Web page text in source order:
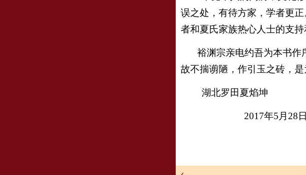
误之处，有待方家，学者更
者和夏氏家族热心人士的支
裕渊宗亲电约吾为本书作
故不揣谫陋，作引玉之砖，是
湖北罗田夏焰坤
2017年5月28日